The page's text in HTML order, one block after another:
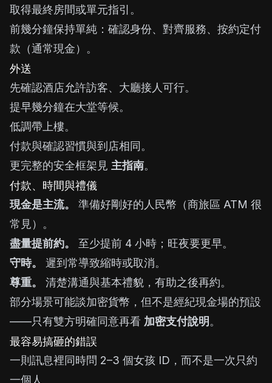
取得最終房間或單元指引。
前幾分鐘保持單純：確認身份、對齊服務、按約定付
款（通常現金）。
外送
先確認酒店允許訪客、大廳接人可行。
提早幾分鐘在大堂等候。
低調帶上樓。
付款與確認習慣與到店相同。
更完整的安全框架見 主指南。
付款、時間與禮儀
現金是主流。
準備好剛好的人民幣（商旅區 ATM 很
常見）。
盡量提前約。
至少提前 4 小時；旺夜要更早。
守時。
遲到常導致縮時或取消。
尊重。
清楚溝通與基本禮貌，有助之後再約。
部分場景可能談加密貨幣，但不是經紀現金場的預設
——只有雙方明確同意再看 加密支付說明 。
最容易搞砸的錯誤
一則訊息裡同時問 2–3 個女孩 ID，而不是一次只約
一個人